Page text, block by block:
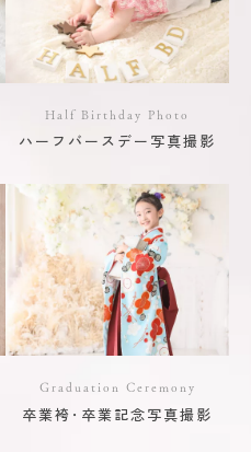
Half Birthday Photo
ハーフバースデー写真撮影
Graduation Ceremony
卒業袴･卒業記念写真撮影